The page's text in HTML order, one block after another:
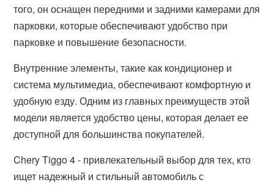
того, он оснащен передними и задними камерами для
парковки, которые обеспечивают удобство при
парковке и повышение безопасности.
Внутренние элементы, такие как кондиционер и
система мультимедиа, обеспечивают комфортную и
удобную езду. Одним из главных преимуществ этой
модели является удобство цены, которая делает ее
доступной для большинства покупателей.
Chery Tiggo 4 - привлекательный выбор для тех, кто
ищет надежный и стильный автомобиль с